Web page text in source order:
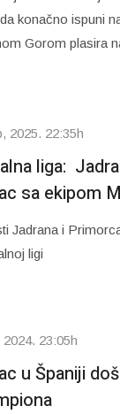
konačno ispuni
Gorom plasira
2025. 22:35h
liga:
sa ekipom
Jadrana i
ligi
23:05h
u Španiji